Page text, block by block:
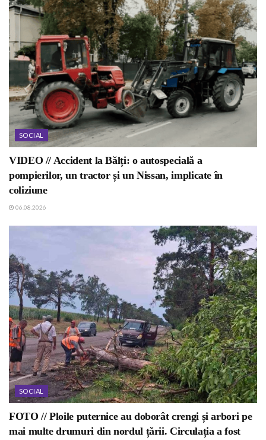
SOCIAL
VIDEO // Accident la Bălți: o autospecială a
pompierilor, un tractor și un Nissan, implicate în
coliziune
06.08.2026
SOCIAL
FOTO // Ploile puternice au doborât crengi și arbori pe
mai multe drumuri din nordul țării. Circulația a fost